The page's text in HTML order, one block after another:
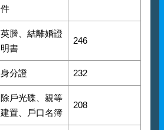
件
英謄、結離婚證
明書
246
身分證 232
除戶光碟、親等
建置、戶口名簿
208